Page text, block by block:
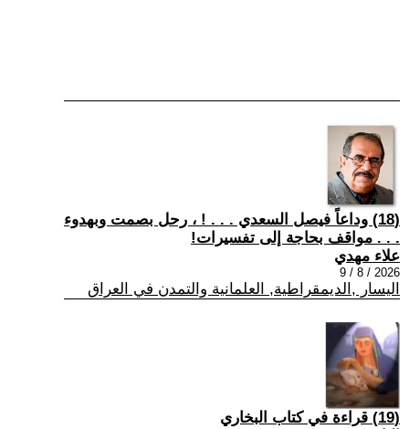
(18) وداعاً فيصل السعدي . . . ! ، رحل بصمت وبهدوء
. . . مواقف بحاجة إلى تفسيرات!
علاء مهدي
2026 / 8 / 9
اليسار ,الديمقراطية, العلمانية والتمدن في العراق
(19) قراءة في كتاب البخاري